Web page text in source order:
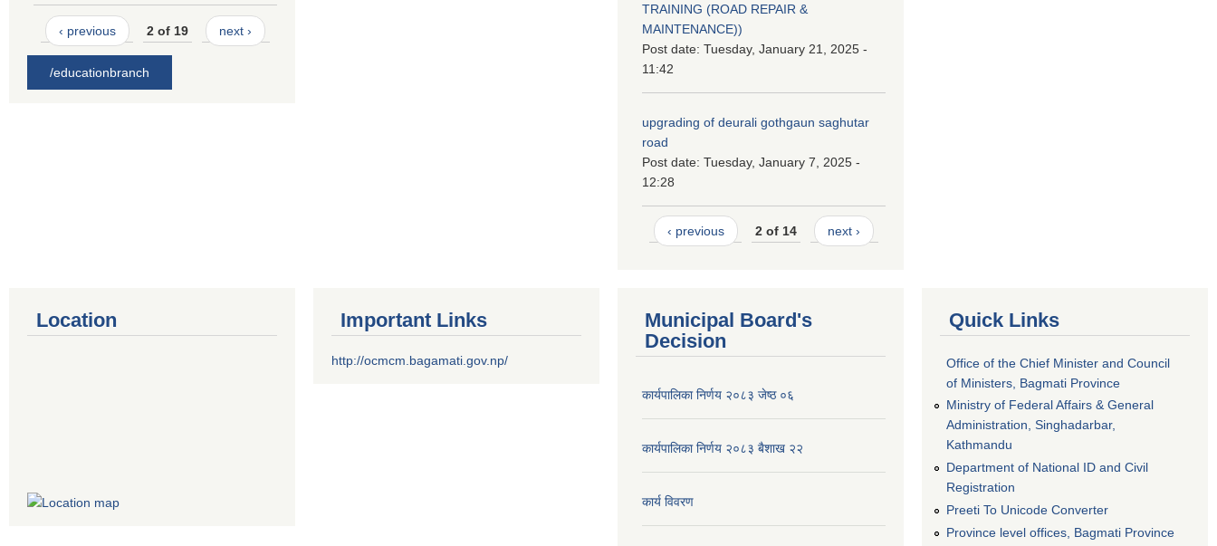
‹ previous 2 of 19 next ›
/educationbranch
TRAINING (ROAD REPAIR &
MAINTENANCE))
Post date: Tuesday, January 21, 2025 -
11:42
upgrading of deurali gothgaun saghutar
road
Post date: Tuesday, January 7, 2025 -
12:28
‹ previous 2 of 14 next ›
Location Important Links
http://ocmcm.bagamati.gov.np/
Municipal Board's
Decision
कार्यपालिका निर्णय २०८३ जेष्ठ ०६
कार्यपालिका निर्णय २०८३ बैशाख २२
कार्य विवरण
Quick Links
Office of the Chief Minister and Council
of Ministers, Bagmati Province
Ministry of Federal Affairs & General
Administration, Singhadarbar,
Kathmandu
Department of National ID and Civil
Registration
Preeti To Unicode Converter
Province level offices, Bagmati Province